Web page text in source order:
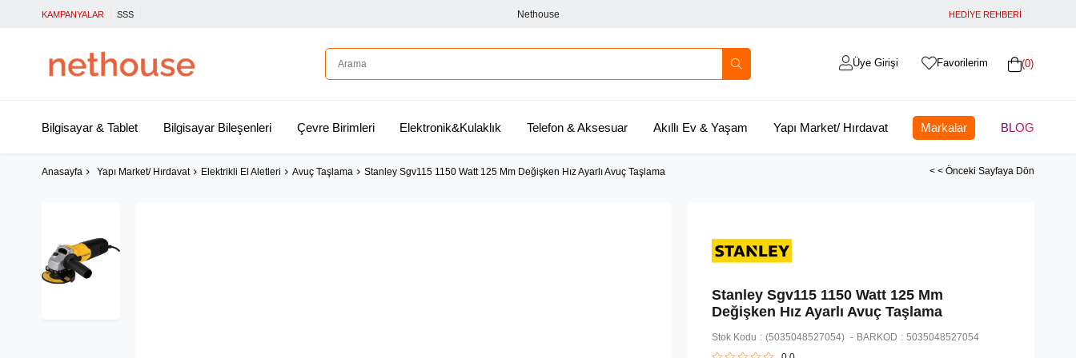
KAMPANYALAR SSS Nethouse HEDİYE REHBERİ
0
Favorilerim
Üye Girişi
Bilgisayar & Tablet Bilgisayar Bileşenleri Çevre Birimleri Elektronik&Kulaklık Telefon & Aksesuar Akıllı Ev & Yaşam Yapı Market/ Hırdavat Markalar BLOG
Anasayfa Yapı Market/ Hırdavat Elektrikli El Aletleri Avuç Taşlama Stanley Sgv115 1150 Watt 125 Mm Değişken Hız Ayarlı Avuç Taşlama < < Önceki Sayfaya Dön
Stanley Sgv115 1150 Watt 125 Mm
Değişken Hız Ayarlı Avuç Taşlama
Stok Kodu (5035048527054) BARKOD : 5035048527054